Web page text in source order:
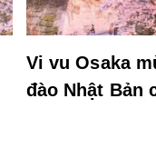
Vi vu Osaka
đào Nhật Bản